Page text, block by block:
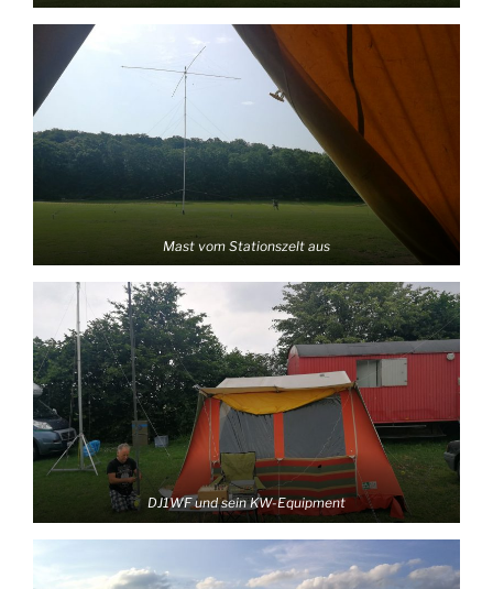
Mast vom Stationszelt aus
DJ1WF und sein KW-Equipment